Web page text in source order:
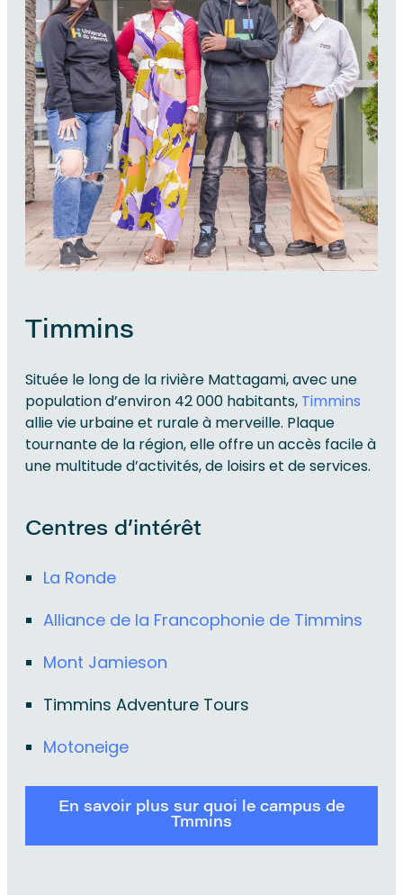
Timmins
Située le long de la rivière Mattagami, avec une
population d’environ 42 000 habitants, Timmins
allie vie urbaine et rurale à merveille. Plaque
tournante de la région, elle offre un accès facile à
une multitude d’activités, de loisirs et de services.
Centres d’intérêt
La Ronde
Alliance de la Francophonie de Timmins
Mont Jamieson
Timmins Adventure Tours
Motoneige
En savoir plus sur quoi le campus de
Tmmins